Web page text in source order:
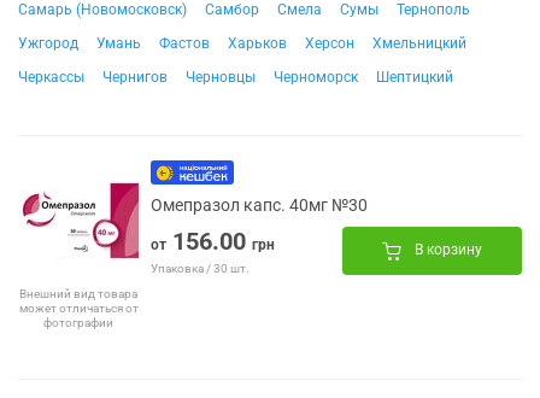
Самарь (Новомосковск)
Самбор Смела Сумы
Тернополь
Ужгород
Умань Фастов Харьков Херсон
Хмельницкий
Черкассы
Чернигов Черновцы Черноморск Шептицкий
Внешний вид товара
может отличаться от
фотографии
Омепразол капс. 40мг №30
от 156.00 грн
Упаковка / 30 шт.
В корзину